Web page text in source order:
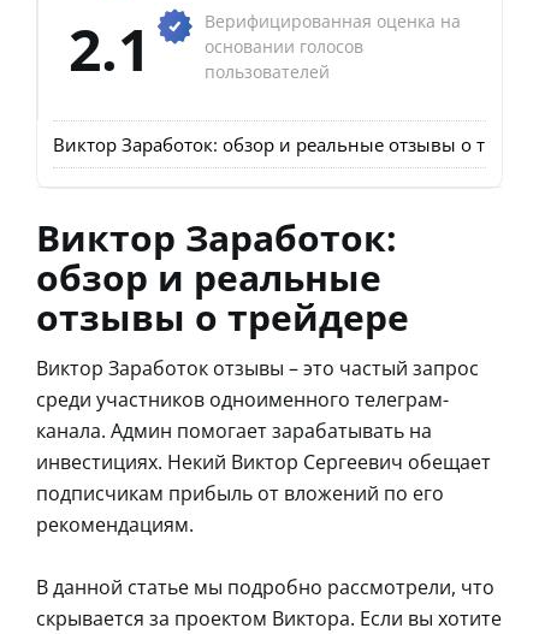
2.1
Верифицированная оценка на
основании голосов
пользователей
Виктор Заработок: обзор и реальные отзывы о
Виктор Заработок:
обзор и реальные
отзывы о трейдере
Виктор Заработок отзывы – это частый запрос
среди участников одноименного телеграм-
канала. Админ помогает зарабатывать на
инвестициях. Некий Виктор Сергеевич обещает
подписчикам прибыль от вложений по его
рекомендациям.
В данной статье мы подробно рассмотрели, что
скрывается за проектом Виктора. Если вы хотите